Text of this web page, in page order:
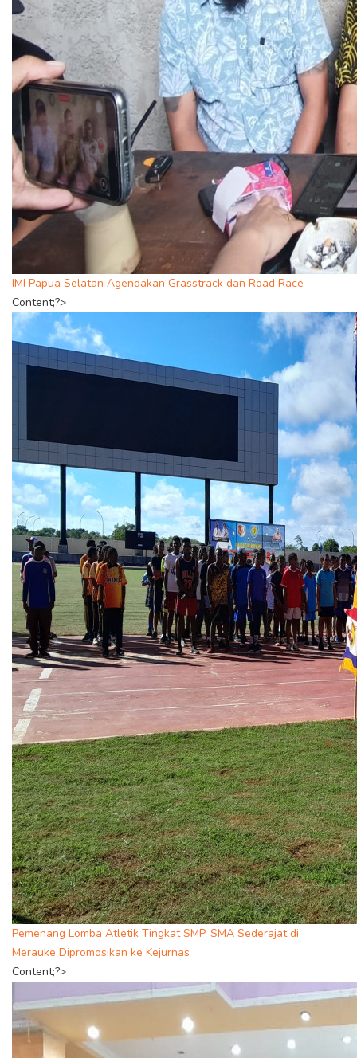
IMI Papua Selatan Agendakan Grasstrack dan Road Race
Content;?>
Pemenang Lomba Atletik Tingkat SMP, SMA Sederajat di
Merauke Dipromosikan ke Kejurnas
Content;?>